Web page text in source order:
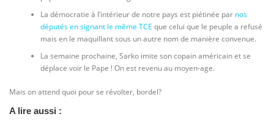
La démocratie à l’intérieur de notre pays est piétinée par nos
députés en signant le même TCE que celui que le peuple a refusé
mais en le maquillant sous un autre nom de manière convenue.
La semaine prochaine, Sarko imite son copain américain et se
déplace voir le Pape ! On est revenu au moyen-age.
Mais on attend quoi pour se révolter, bordel?
A lire aussi :